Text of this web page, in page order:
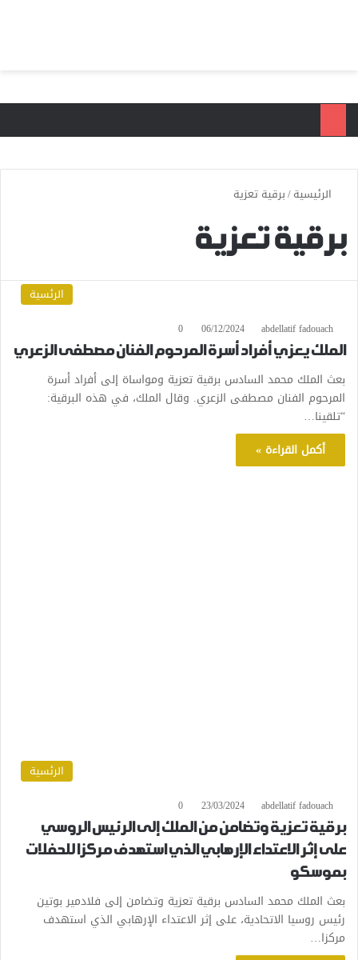
الرئيسية/برقية تعزية
برقية تعزية
الرئسية
abdellatif fadouach
06/12/2024
0
الملك يعزي أفراد أسرة المرحوم الفنان مصطفى الزعري
بعث الملك محمد السادس برقية تعزية ومواساة إلى أفراد أسرة
المرحوم الفنان مصطفى الزعري. وقال الملك، في هذه البرقية:
“تلقينا…
أكمل القراءة »
الرئسية
abdellatif fadouach
23/03/2024
0
برقية تعزية وتضامن من الملك إلى الرئيس الروسي
على إثر الاعتداء الإرهابي الذي استهدف مركزا للحفلات
بموسكو
بعث الملك محمد السادس برقية تعزية وتضامن إلى فلادمير بوتين
رئيس روسيا الاتحادية، على إثر الاعتداء الإرهابي الذي استهدف
مركزا…